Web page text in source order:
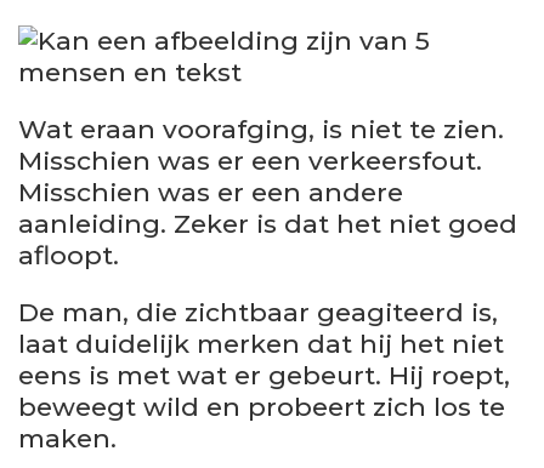
Wat eraan voorafging, is niet te zien.
Misschien was er een verkeersfout.
Misschien was er een andere
aanleiding. Zeker is dat het niet goed
afloopt.
De man, die zichtbaar geagiteerd is,
laat duidelijk merken dat hij het niet
eens is met wat er gebeurt. Hij roept,
beweegt wild en probeert zich los te
maken.